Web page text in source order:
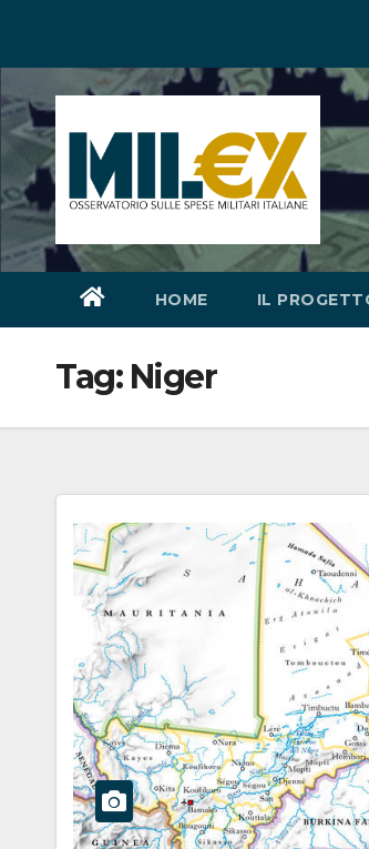
HOME IL
Tag: Niger